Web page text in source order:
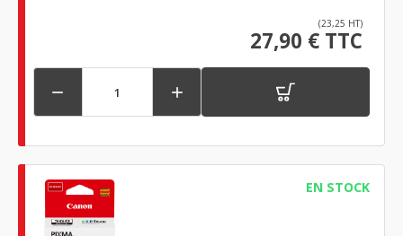
(23,25 HT)
27,90 € TTC
 
EN STOCK